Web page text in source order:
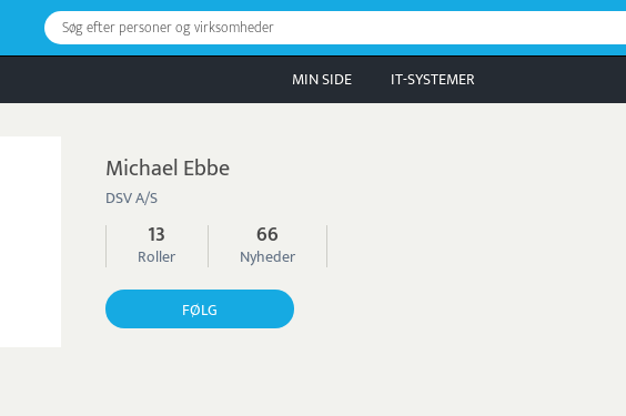
Søg efter personer og virksomheder
MIN SIDE IT-SYSTEMER
Michael Ebbe
DSV A/S
13
Roller
66
Nyheder
FØLG